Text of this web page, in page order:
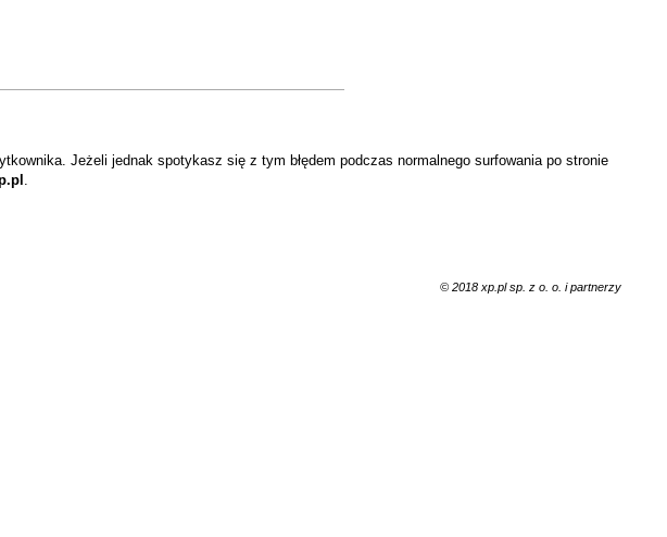
Jeżeli jednak spotykasz się z tym błędem podczas normalnego surfowania po stronie
.
© 2018 xp.pl sp. z o. o. i partnerzy